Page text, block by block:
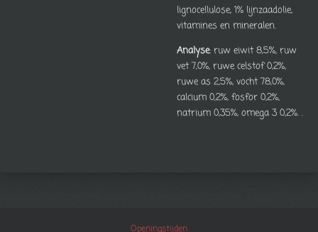
lignocellulose, 1% lijnzaadolie,
vitamines en mineralen.
Analyse: ruw eiwit 8,5%, ruw
vet 7,0%, ruwe celstof 0,2%,
ruwe as 2,5%, vocht 78,0%,
calcium 0,2%, fosfor 0,2%,
natrium 0,35%, omega 3 0,2%. .
Openingstijden